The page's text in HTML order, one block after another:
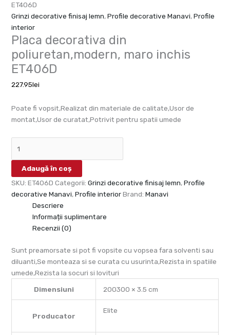
ET406D
Grinzi decorative finisaj lemn,Profile decorative Manavi,Profile
interior
Placa decorativa din
poliuretan,modern, maro inchis
ET406D
227.95lei
Poate fi vopsit,Realizat din materiale de calitate,Usor de
montat,Usor de curatat,Potrivit pentru spatii umede
Adaugă în coș
SKU: ET406D Categorii: Grinzi decorative finisaj lemn,Profile
decorative Manavi,Profile interiorBrand: Manavi
Descriere
Informații suplimentare
Recenzii (0)
Sunt preamorsate si pot fi vopsite cu vopsea fara solventi sau
diluanti,Se monteaza si se curata cu usurinta,Rezista in spatiile
umede,Rezista la socuri si lovituri
Dimensiuni
200300 × 3.5 cm
Producator
Elite